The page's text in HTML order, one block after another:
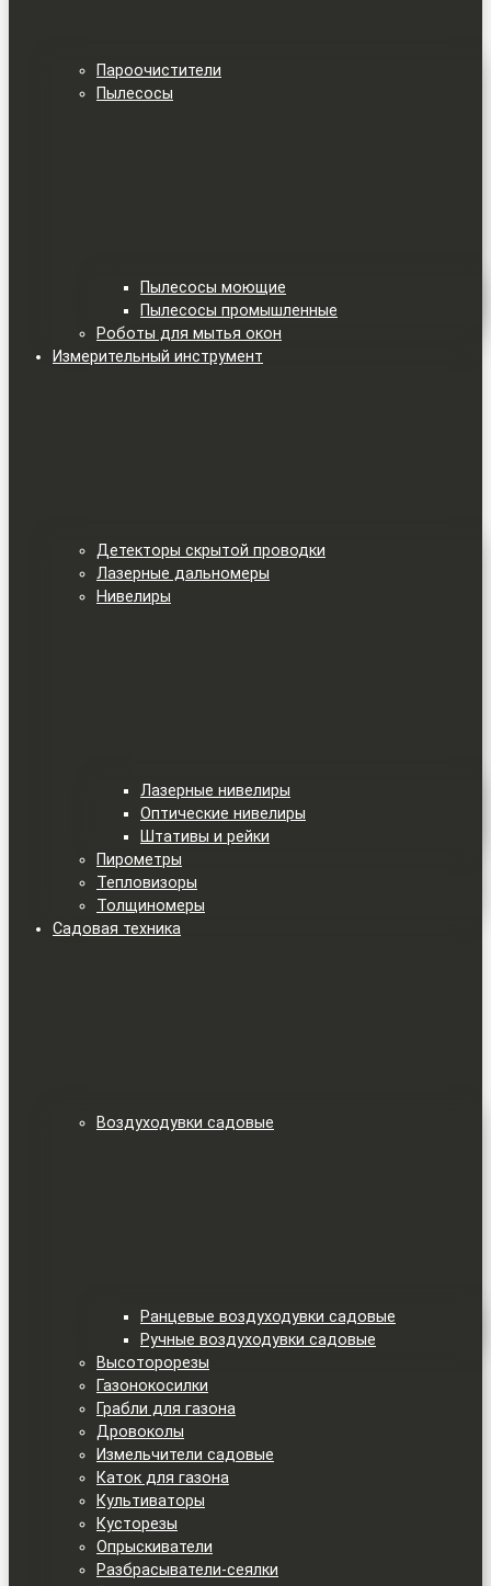
Пароочистители
Пылесосы
Пылесосы моющие
Пылесосы промышленные
Роботы для мытья окон
Измерительный инструмент
Детекторы скрытой проводки
Лазерные дальномеры
Нивелиры
Лазерные нивелиры
Оптические нивелиры
Штативы и рейки
Пирометры
Тепловизоры
Толщиномеры
Садовая техника
Воздуходувки садовые
Ранцевые воздуходувки садовые
Ручные воздуходувки садовые
Высоторорезы
Газонокосилки
Грабли для газона
Дровоколы
Измельчители садовые
Каток для газона
Культиваторы
Кусторезы
Опрыскиватели
Разбрасыватели-сеялки